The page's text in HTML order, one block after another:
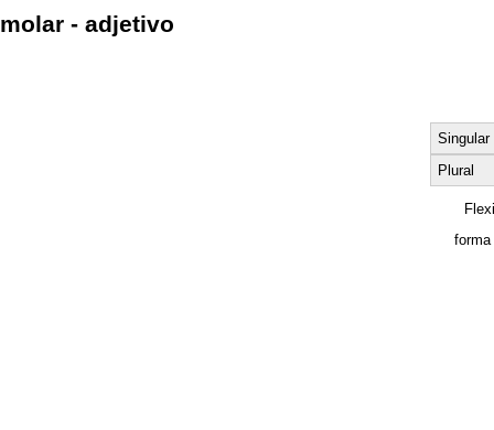
molar - adjetivo
Singular
Plural